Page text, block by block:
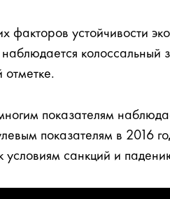
устойчивости
колоссальный
отметке.
показателям
показателям в 2016
условиям санкций и